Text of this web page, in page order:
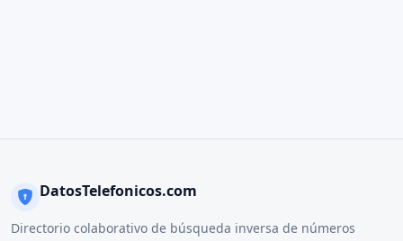
DatosTelefonicos.com
Directorio colaborativo de búsqueda inversa de números